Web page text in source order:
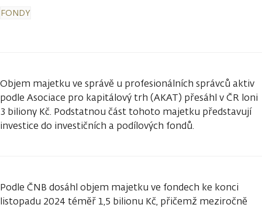
FONDY
Objem majetku ve správě u profesionálních správců aktiv
podle Asociace pro kapitálový trh (AKAT) přesáhl v ČR loni
3 biliony Kč. Podstatnou část tohoto majetku představují
investice do investičních a podílových fondů.
Podle ČNB dosáhl objem majetku ve fondech ke konci
listopadu 2024 téměř 1,5 bilionu Kč, přičemž meziročně